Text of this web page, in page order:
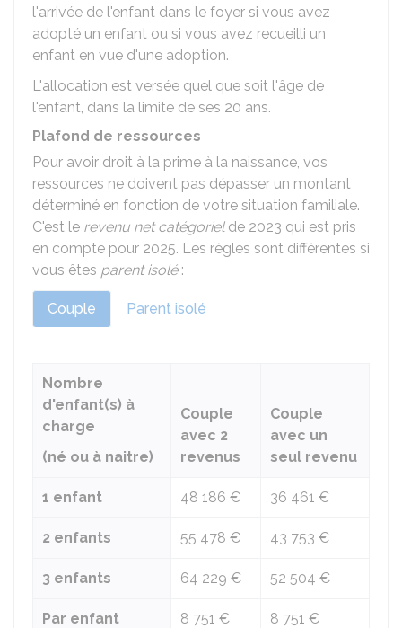
l'arrivée de l'enfant dans le foyer si vous avez
adopté un enfant ou si vous avez recueilli un
enfant en vue d'une adoption.
L'allocation est versée quel que soit l'âge de
l'enfant, dans la limite de ses 20 ans.
Plafond de ressources
Pour avoir droit à la prime à la naissance, vos
ressources ne doivent pas dépasser un montant
déterminé en fonction de votre situation familiale.
C'est le revenu net catégorielde 2023 qui est pris
en compte pour 2025. Les règles sont différentes si
vous êtes parent isolé:
Couple Parent isolé
Nombre
d'enfant(s) à
charge
(né ou à naitre)
Couple
avec 2
revenus
Couple
avec un
seul revenu
1 enfant 48 186 € 36 461 €
2 enfants 55 478 € 43 753 €
3 enfants 64 229 € 52 504 €
Par enfant
8 751 € 8 751 €